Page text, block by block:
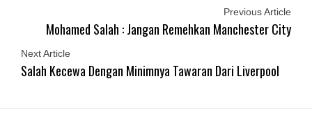
Previous Article
Mohamed Salah : Jangan Remehkan Manchester City
Next Article
Salah Kecewa Dengan Minimnya Tawaran Dari Liverpool